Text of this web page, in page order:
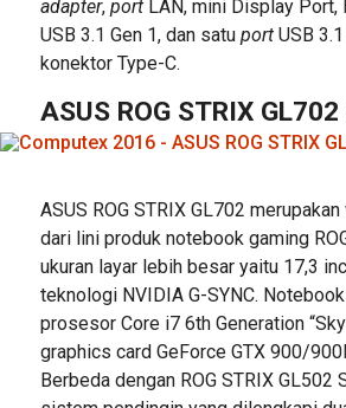
adapter, port LAN, mini Display Port,
USB 3.1 Gen 1, dan satu portUSB 3.1
konektor Type-C.
ASUS ROG STRIX
ASUS ROG STRIX GL702
dari lini produk notebook gaming
ukuran layar lebih besar yaitu 17,3
teknologi NVIDIA G-SYNC.
prosesor Core i7 6th Generation
graphics card GeForce GTX 900/
Berbeda dengan ROG STRIX GL502